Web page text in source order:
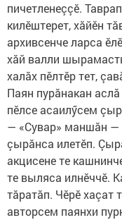
пичетленеççӗ.
килӗштерет, хăйӗн
архивсенче ларса
хăй валли
халăх пӗлтӗр тет,
Паян пурăнакан
пӗлсе асаилӳсем
— «Сувар» маншăн —
çырăнса илетӗп.
акцисене те
те выляса илнӗччӗ.
тăратăп. Чӗрӗ хаçат
авторсем паянхи